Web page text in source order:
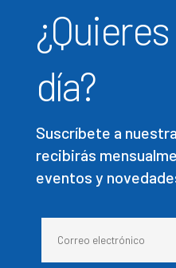
día?
Suscríbete a
recibirás
eventos y